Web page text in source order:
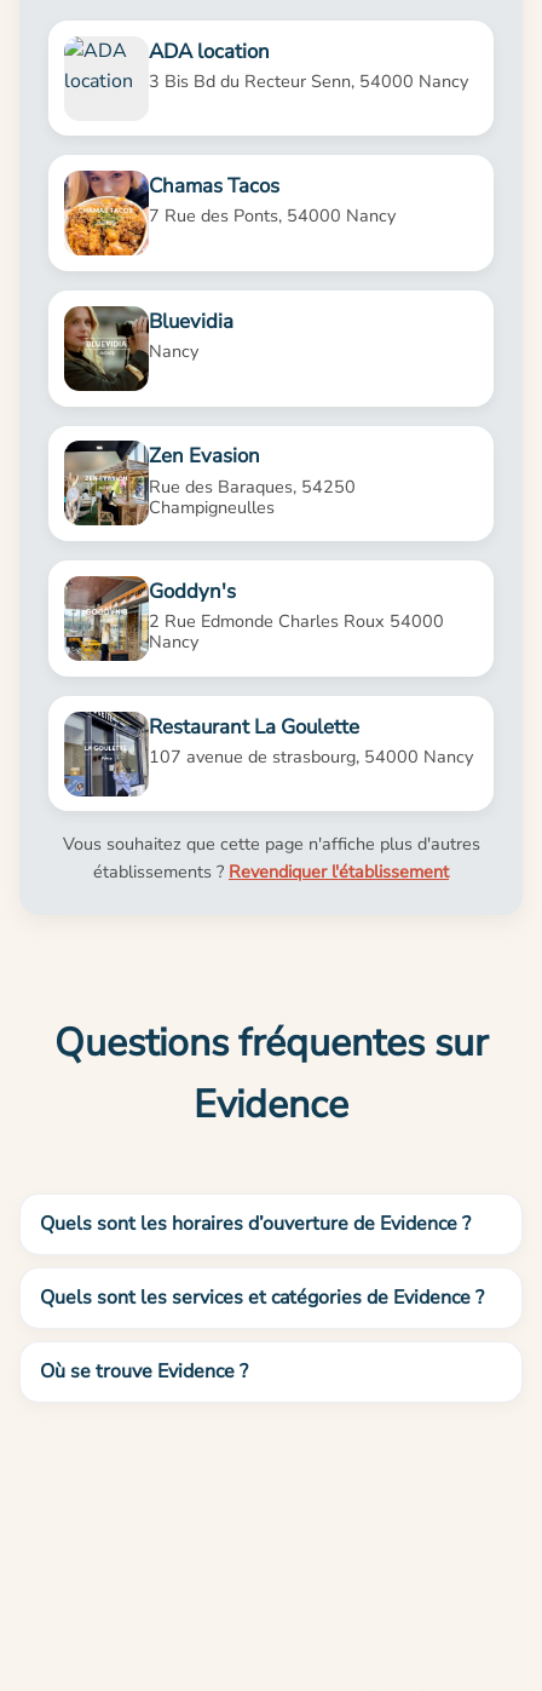
ADA location
3 Bis Bd du Recteur Senn, 54000 Nancy
Chamas Tacos
7 Rue des Ponts, 54000 Nancy
Bluevidia
Nancy
Zen Evasion
Rue des Baraques, 54250
Champigneulles
Goddyn's
2 Rue Edmonde Charles Roux 54000
Nancy
Restaurant La Goulette
107 avenue de strasbourg, 54000 Nancy
Vous souhaitez que cette page n'affiche plus d'autres
établissements ? Revendiquer l'établissement
Questions fréquentes sur
Evidence
Quels sont les horaires d’ouverture de Evidence ?
Quels sont les services et catégories de Evidence ?
Où se trouve Evidence ?